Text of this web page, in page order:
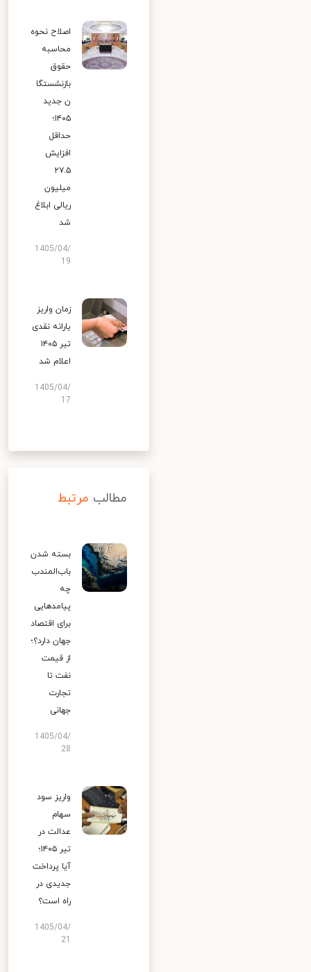
اصلاح نحوه
محاسبه
حقوق
بازنشستگا
ن جدید
۱۴۰۵؛
حداقل
افزایش
۲۷.۵
میلیون
ریالی ابلاغ
شد
1405/04/
19
زمان واریز
یارانه نقدی
تیر ۱۴۰۵
اعلام شد
1405/04/
17
مطالب مرتبط
بسته شدن
باب‌المندب
چه
پیامدهایی
برای اقتصاد
جهان دارد؟؛
از قیمت
نفت تا
تجارت
جهانی
1405/04/
28
واریز سود
سهام
عدالت در
تیر ۱۴۰۵؛
آیا پرداخت
جدیدی در
راه است؟
1405/04/